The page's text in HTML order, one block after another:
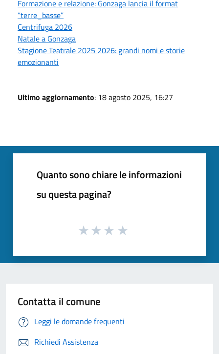
Formazione e relazione: Gonzaga lancia il format
“terre_basse”
Centrifuga 2026
Natale a Gonzaga
Stagione Teatrale 2025 2026: grandi nomi e storie
emozionanti
Ultimo aggiornamento: 18 agosto 2025, 16:27
Quanto sono chiare le informazioni
su questa pagina?
Contatta il comune
Leggi le domande frequenti
Richiedi Assistenza